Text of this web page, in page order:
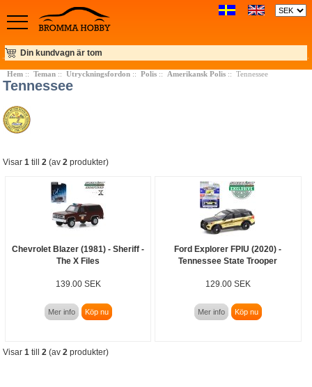
Din kundvagn är tom
Hem:: Teman:: Utryckningsfordon:: Polis:: Amerikansk Polis:: Tennessee
Tennessee
Visar1 till2 (av2 produkter)
Chevrolet Blazer (1981) - Sheriff -
The X Files
139.00 SEK
Mer info Köp nu
Ford Explorer FPIU (2020) -
Tennessee State Trooper
129.00 SEK
Mer info Köp nu
Visar1 till2 (av2 produkter)